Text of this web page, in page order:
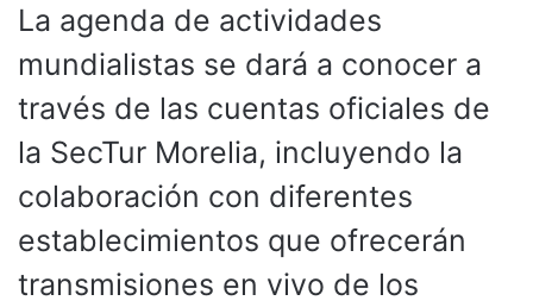
La agenda de actividades
mundialistas se dará a conocer a
través de las cuentas oficiales de
la SecTur Morelia, incluyendo la
colaboración con diferentes
establecimientos que ofrecerán
transmisiones en vivo de los